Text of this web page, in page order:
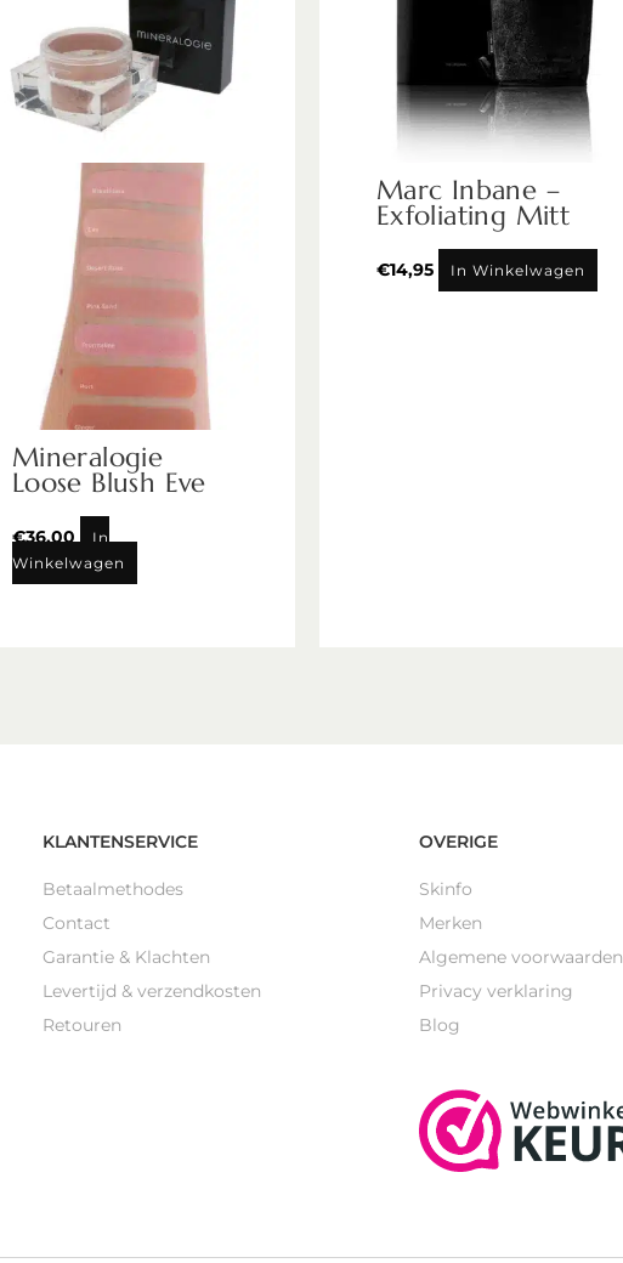
Mineralogie
Loose Blush Eve
€36,00
In
Winkelwagen
Marc Inbane –
Exfoliating Mitt
€14,95 In Winkelwagen
KLANTENSERVICE
Betaalmethodes
Contact
Garantie & Klachten
Levertijd & verzendkosten
Retouren
OVERIGE
Skinfo
Merken
Algemene voorwaarden
Privacy verklaring
Blog